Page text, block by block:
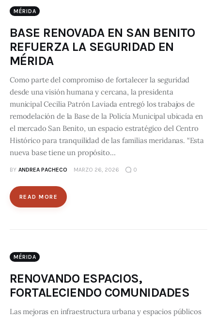
MÉRIDA
BASE RENOVADA EN SAN BENITO
REFUERZA LA SEGURIDAD EN
MÉRIDA
Como parte del compromiso de fortalecer la seguridad
desde una visión humana y cercana, la presidenta
municipal Cecilia Patrón Laviada entregó los trabajos de
remodelación de la Base de la Policía Municipal ubicada en
el mercado San Benito, un espacio estratégico del Centro
Histórico para tranquilidad de las familias meridanas. “Esta
nueva base tiene un propósito…
BY ANDREA PACHECO MARZO 26, 2026 0
READ MORE
MÉRIDA
RENOVANDO ESPACIOS,
FORTALECIENDO COMUNIDADES
Las mejoras en infraestructura urbana y espacios públicos